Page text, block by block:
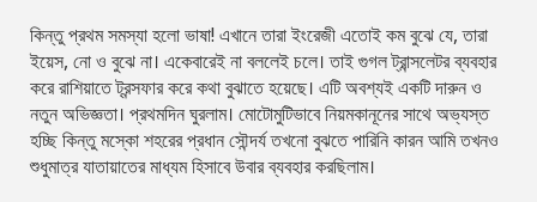
কিন্তু প্রথম সমস্যা হলো ভাষা! এখানে তারা ইংরেজী এতোই কম বুঝে যে, তারা
ইয়েস, নো ও বুঝে না। একেবারেই না বললেই চলে। তাই গুগল ট্রান্সলেটর ব্যবহার
করে রাশিয়াতে ট্রন্সফার করে কথা বুঝাতে হয়েছে। এটি অবশ্যই একটি দারুন ও
নতুন অভিজ্ঞতা। প্রথমদিন ঘুরলাম। মোটোমুটিভাবে নিয়মকানূনের সাথে অভ্যস্ত
হচ্ছি কিন্তু মস্কো শহরের প্রধান সৌন্দর্য তখনো বুঝতে পারিনি কারন আমি তখনও
শুধুমাত্র যাতায়াতের মাধ্যম হিসাবে উবার ব্যবহার করছিলাম।